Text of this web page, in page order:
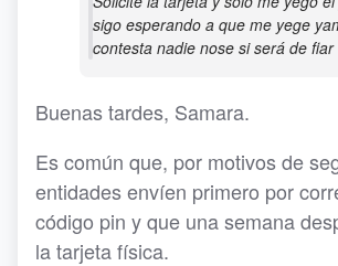
sigo esperando a que me yege
contesta nadie nose si será de fiar
Buenas tardes, Samara.
Es común que, por motivos de
entidades envíen primero por
código pin y que una semana
la tarjeta física.